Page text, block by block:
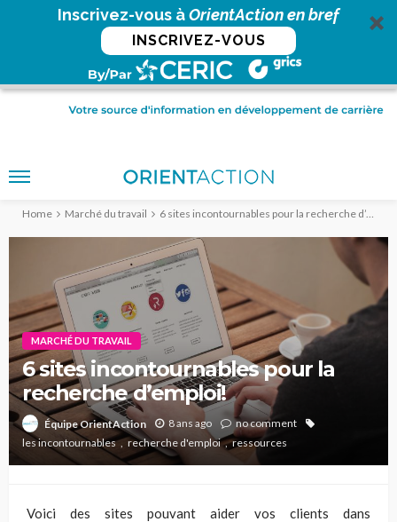
Inscrivez-vous àOrientAction en bref
INSCRIVEZ-VOUS
Home Marché du travail 6 sites incontournables pour la recherche d’emploi!
MARCHÉ DU TRAVAIL
6 sites incontournables pour la
recherche d’emploi!
Équipe OrientAction 8 ans ago
no comment
les incontournables
recherche d'emploi ressources
Voici des sites pouvant aider vos clients dans